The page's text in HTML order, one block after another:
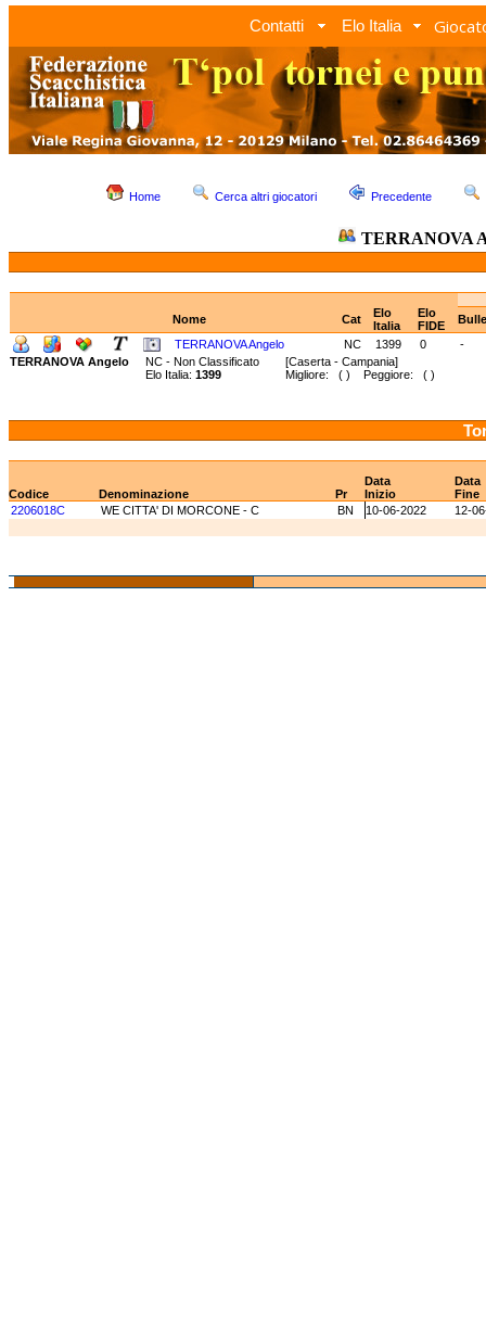
Contatti Elo Italia
Home Cerca altri giocatori Precedente
TERRANOVA
Nome Cat
Elo
Italia
Elo
FIDE
TERRANOVA Angelo
NC 1399 0
-
TERRANOVA Angelo
NC - Non Classificato [Caserta - Campania]
Elo Italia: 1399 Migliore: ( ) Peggiore: ( )
Data
Data
Codice
Denominazione Pr Inizio
Fine
2206018C
WE CITTA' DI MORCONE - C BN 10-06-2022 12-